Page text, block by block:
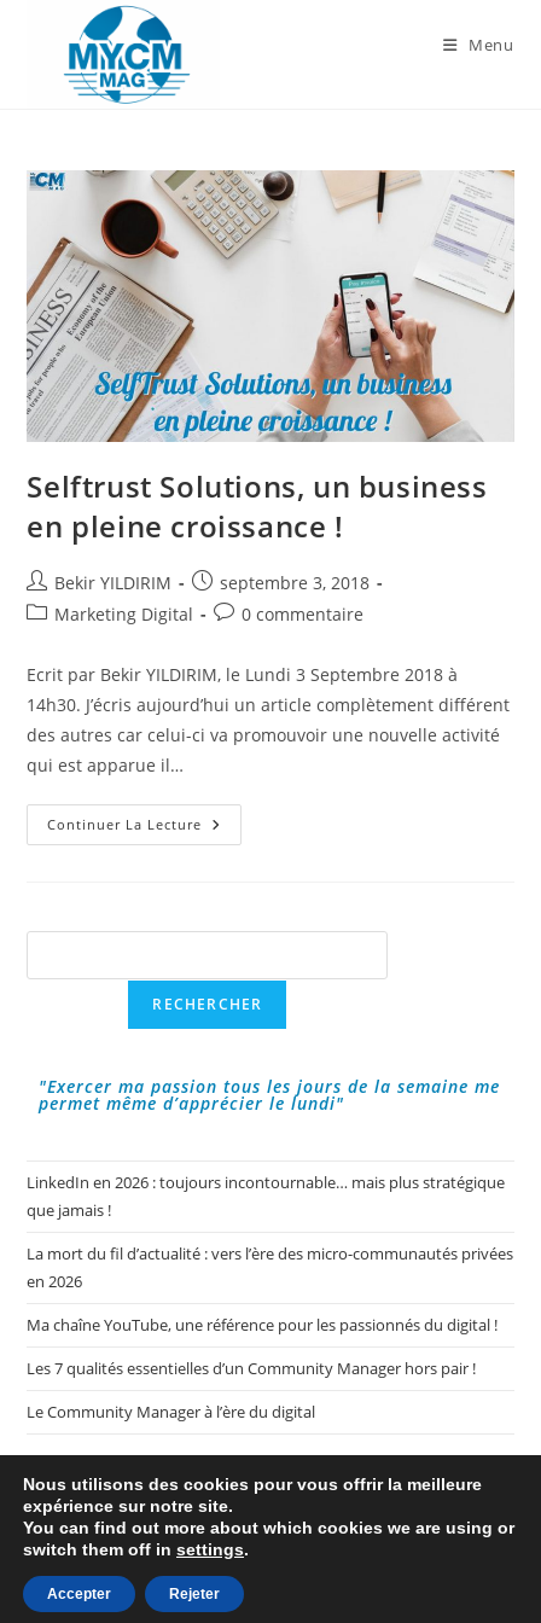
Menu
Selftrust Solutions, un business
en pleine croissance !
Auteur/autrice
de
Bekir YILDIRIM
Publication
publiée :
septembre 3, 2018
PostMarketing Digital
Commentaires
la
publication :
0 commentaire
Ecrit par Bekir YILDIRIM, le Lundi 3 Septembre 2018 à
14h30. J’écris aujourd’hui un article complètement différent
des autres car celui-ci va promouvoir une nouvelle activité
qui est apparue il…
Continuer La Lecture Selftrust
Solutions,
Croissance
RECHERCHER
"Exercer ma passion tous les jours de la semaine me
permet même d’apprécier le lundi"
LinkedIn en 2026 : toujours incontournable… mais plus stratégique
que jamais !
La mort du fil d’actualité : vers l’ère des micro-communautés privées
en 2026
Ma chaîne YouTube, une référence pour les passionnés du digital !
Les 7 qualités essentielles d’un Community Manager hors pair !
Le Community Manager à l’ère du digital
Plan de mon blog My CM Mag
Politique de confidentialité
Nous utilisons des cookies pour vous offrir la meilleure
expérience sur notre site.
You can find out more about which cookies we are using or
switch them off in settings.
Accepter Rejeter